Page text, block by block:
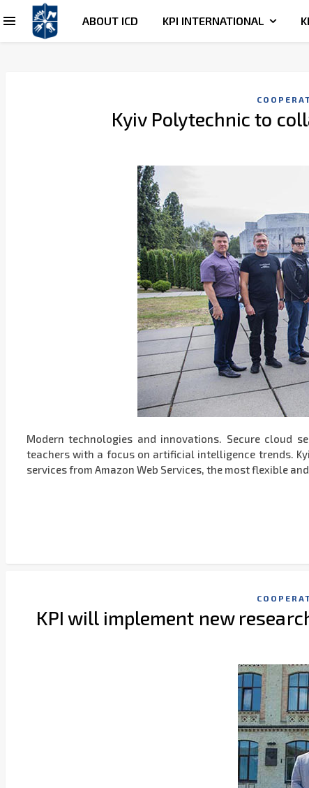
ABOUT ICD KPI INTERNATIONAL
Kyiv Polytechnic to
Modern technologies and innovations. Secure cloud
teachers with a focus on artificial intelligence trends.
services from Amazon Web Services, the most flexible
KPI will implement new